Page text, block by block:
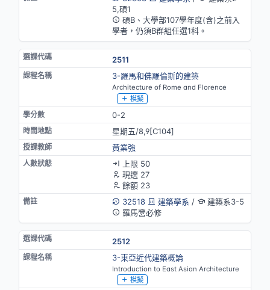
5,碩1
碩B、大學部107學年度(含)之前入
學者，仍須B群組任選1科。
2511
3-羅馬和佛羅倫斯的建築
Architecture of Rome and Florence
模擬
0-2
星期五/8,9[C104]
黃業強
上限 50
現選 27
餘額 23
32518
建築學系 /
建築系3-5
羅馬營必修
2512
3-東亞近代建築概論
Introduction to East Asian Architecture
模擬